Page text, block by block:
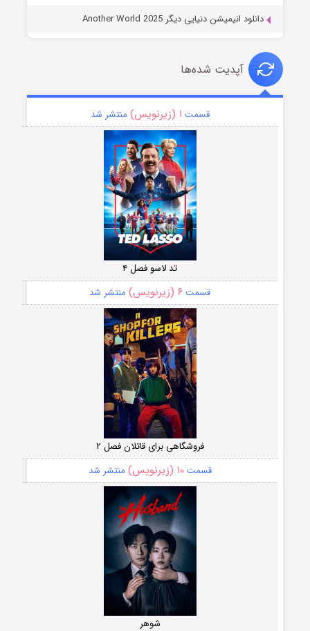
دانلود انیمیشن دنیایی دیگر Another World 2025
آپدیت شده‌ها
قسمت ۱ (زیرنویس) منتشر شد
تد لاسو فصل ۴
قسمت ۶ (زیرنویس) منتشر شد
فروشگاهی برای قاتلان فصل ۲
قسمت۱۰ (زیرنویس) منتشر شد
شوهر